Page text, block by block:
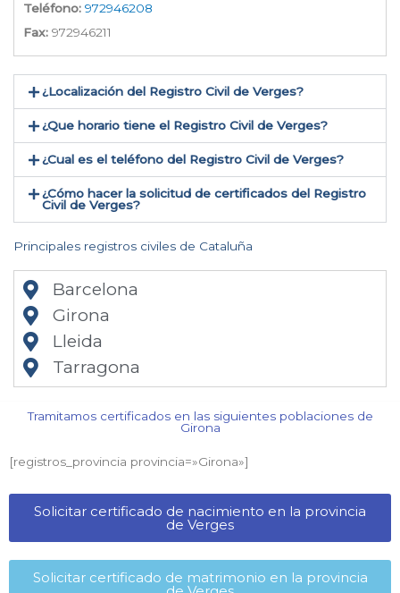
Teléfono: 972946208
Fax: 972946211
¿Localización del Registro Civil de Verges​?
¿Que horario tiene el Registro Civil de Verges?
¿Cual es el teléfono del Registro Civil de Verges​?
¿Cómo hacer la solicitud de certificados del Registro
Civil de Verges​?
Principales registros civiles de Cataluña
Barcelona
Girona
Lleida
Tarragona
Tramitamos certificados en las siguientes poblaciones de
Girona​
[registros_provincia provincia=»Girona​»]
Solicitar certificado de nacimiento en la provincia
de Verges​
Solicitar certificado de matrimonio en la provincia